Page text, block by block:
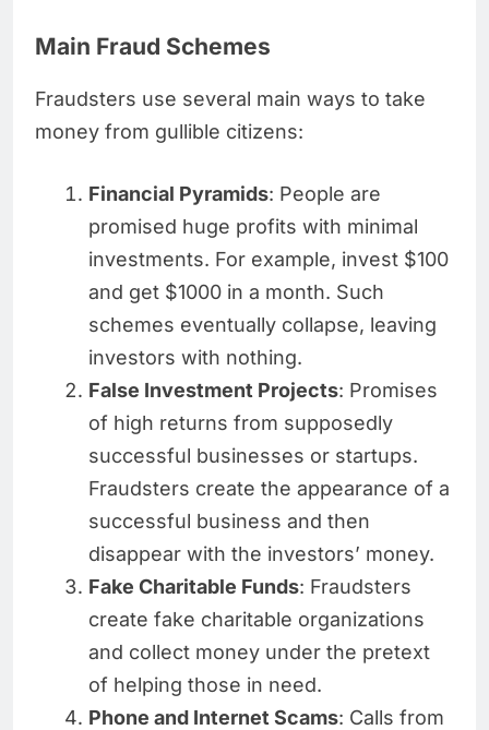
Main Fraud Schemes
Fraudsters use several main ways to take
money from gullible citizens:
Financial Pyramids: People are
promised huge profits with minimal
investments. For example, invest $100
and get $1000 in a month. Such
schemes eventually collapse, leaving
investors with nothing.
False Investment Projects: Promises
of high returns from supposedly
successful businesses or startups.
Fraudsters create the appearance of a
successful business and then
disappear with the investors’ money.
Fake Charitable Funds: Fraudsters
create fake charitable organizations
and collect money under the pretext
of helping those in need.
Phone and Internet Scams: Calls from